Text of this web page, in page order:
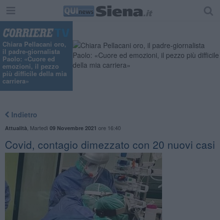
Chiara Pellacani oro,
il padre-giornalista
Paolo: «Cuore ed
emozioni, il pezzo
più difficile della mia
carriera»
Indietro
Attualità Martedì 09 Novembre 2021 ore 16:40
Covid, contagio dimezzato con 20 nuovi casi